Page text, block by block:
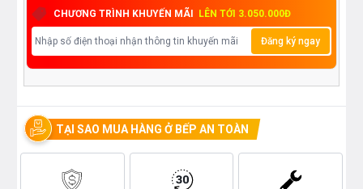
CHƯƠNG TRÌNH KHUYẾN MÃI LÊN TỚI 3.050.000Đ
Đăng ký ngay
TẠI SAO MUA HÀNG Ở BẾP AN TOÀN